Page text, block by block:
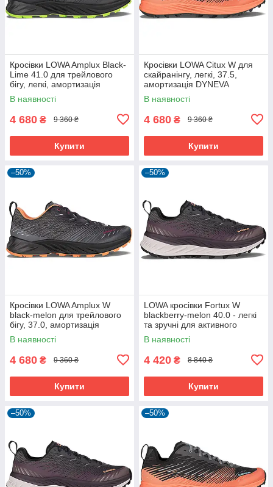
Кросівки LOWA Amplux Black-
Lime 41.0 для трейлового
бігу, легкі, амортизація
DYNEVA
В наявності
4 680 ₴ 9 360 ₴
Купити
Кросівки LOWA Citux W для
скайранінгу, легкі, 37.5,
амортизація DYNEVA
В наявності
4 680 ₴ 9 360 ₴
Купити
–50%
Кросівки LOWA Amplux W
black-melon для трейлового
бігу, 37.0, амортизація
DYNEVA
В наявності
4 680 ₴ 9 360 ₴
Купити
–50%
LOWA кросівки Fortux W
blackberry-melon 40.0 - легкі
та зручні для активного
відпочинку
В наявності
4 420 ₴ 8 840 ₴
Купити
–50% –50%